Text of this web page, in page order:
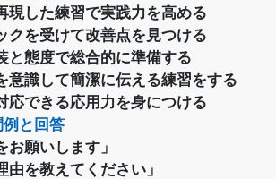
現した練習で実践力を高める
クを受けて改善点を見つける
と態度で総合的に準備する
意識して簡潔に伝える練習をする
応できる応用力を身につける
と回答
お願いします」
由を教えてください」